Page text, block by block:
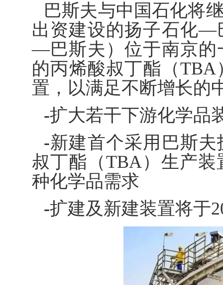
巴斯夫与中国石化将
出资建设的扬子石化—
—巴斯夫）位于南京的
的丙烯酸叔丁酯（
置，以满足不断增长的
-扩大若干下游化学品
-新建首个采用巴斯
叔丁酯（TBA）生产
种化学品需求
-扩建及新建装置将于